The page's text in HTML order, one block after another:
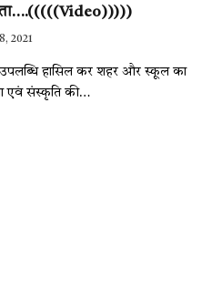
2021
उपलब्धि हासिल कर शहर और स्कूल का
एवं संस्कृति की…